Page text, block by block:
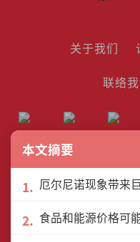
关于我们
联络
本文摘要
厄尔尼诺现象带来
食品和能源价格可